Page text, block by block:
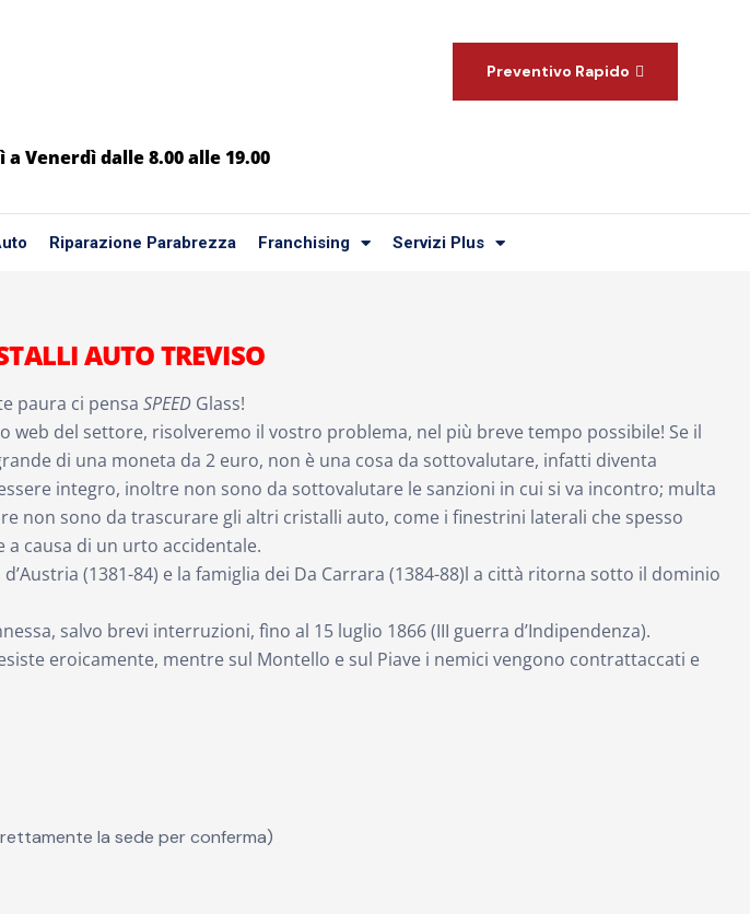
Preventivo Rapido
Venerdì dalle 8.00 alle 19.00
Riparazione Parabrezza Franchising Servizi Plus
AUTO TREVISO
paura ci pensa SPEED Glass!
web del settore, risolveremo il vostro problema, nel più breve tempo possibile! Se il
di una moneta da 2 euro, non è una cosa da sottovalutare, infatti diventa
integro, inoltre non sono da sottovalutare le sanzioni in cui si va incontro; multa
non sono da trascurare gli altri cristalli auto, come i finestrini laterali che spesso
causa di un urto accidentale.
(1381-84) e la famiglia dei Da Carrara (1384-88)l a città ritorna sotto il dominio
salvo brevi interruzioni, fìno al 15 luglio 1866 (III guerra d’Indipendenza).
eroicamente, mentre sul Montello e sul Piave i nemici vengono contrattaccati e
la sede per conferma)